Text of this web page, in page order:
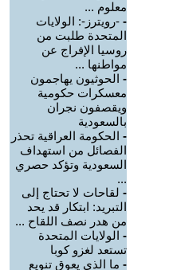
معلوم ...
- -رويترز-: الولايات
المتحدة طلبت من
روسيا الإفراج عن
مواطنها ...
- الحوثيون يهاجمون
معسكرات حكومية
ويقصفون نجران
بالسعودية
- الحكومة العراقية تحذر
الفصائل من استهداف
السعودية وتؤكد حصري
...
- لقاحات لا تحتاج إلى
التبريد: ابتكار قد يحد
من هدر نصف اللقاح ...
- الولايات المتحدة
تستعد لغزو كوبا
- ما الذي يعوق تنويع